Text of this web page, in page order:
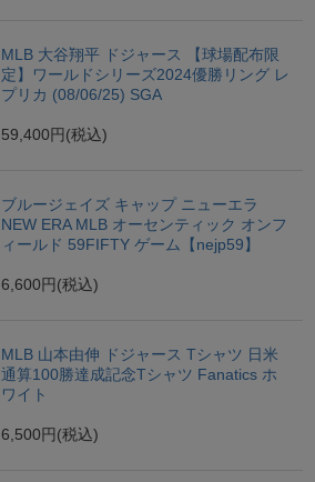
MLB 大谷翔平 ドジャース 【球場配布限
定】ワールドシリーズ2024優勝リング レ
プリカ (08/06/25) SGA
59,400円 (税込)
ブルージェイズ キャップ ニューエラ
NEW ERA MLB オーセンティック オンフ
ィールド 59FIFTY ゲーム【nejp59】
6,600円 (税込)
MLB 山本由伸 ドジャース Tシャツ 日米
通算100勝達成記念Tシャツ Fanatics ホ
ワイト
6,500円 (税込)